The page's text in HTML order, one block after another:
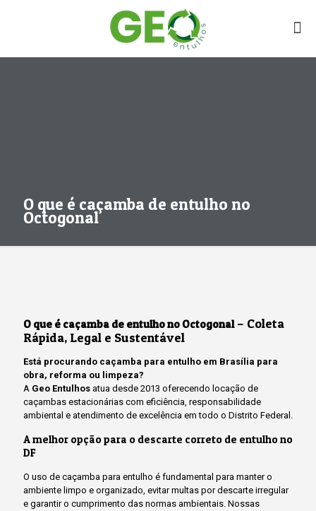
O que é caçamba de entulho no
Octogonal
O que é caçamba de entulho no Octogonal– Coleta
Rápida, Legal e Sustentável
Está procurando caçamba para entulho em Brasília para
obra, reforma ou limpeza?
A Geo Entulhos atua desde 2013 oferecendo locação de
caçambas estacionárias com eficiência, responsabilidade
ambiental e atendimento de excelência em todo o Distrito Federal.
A melhor opção para o descarte correto de entulho no
DF
O uso de caçamba para entulho é fundamental para manter o
ambiente limpo e organizado, evitar multas por descarte irregular
e garantir o cumprimento das normas ambientais. Nossas